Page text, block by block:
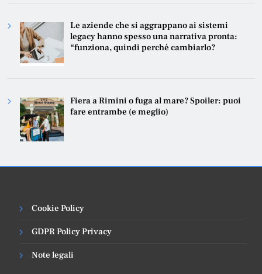
Le aziende che si aggrappano ai sistemi
legacy hanno spesso una narrativa pronta:
“funziona, quindi perché cambiarlo?
Fiera a Rimini o fuga al mare? Spoiler: puoi
fare entrambe (e meglio)
Cookie Policy
GDPR Policy Privacy
Note legali